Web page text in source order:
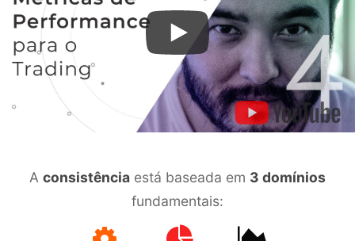
A consistência está baseada em 3 domínios
fundamentais: